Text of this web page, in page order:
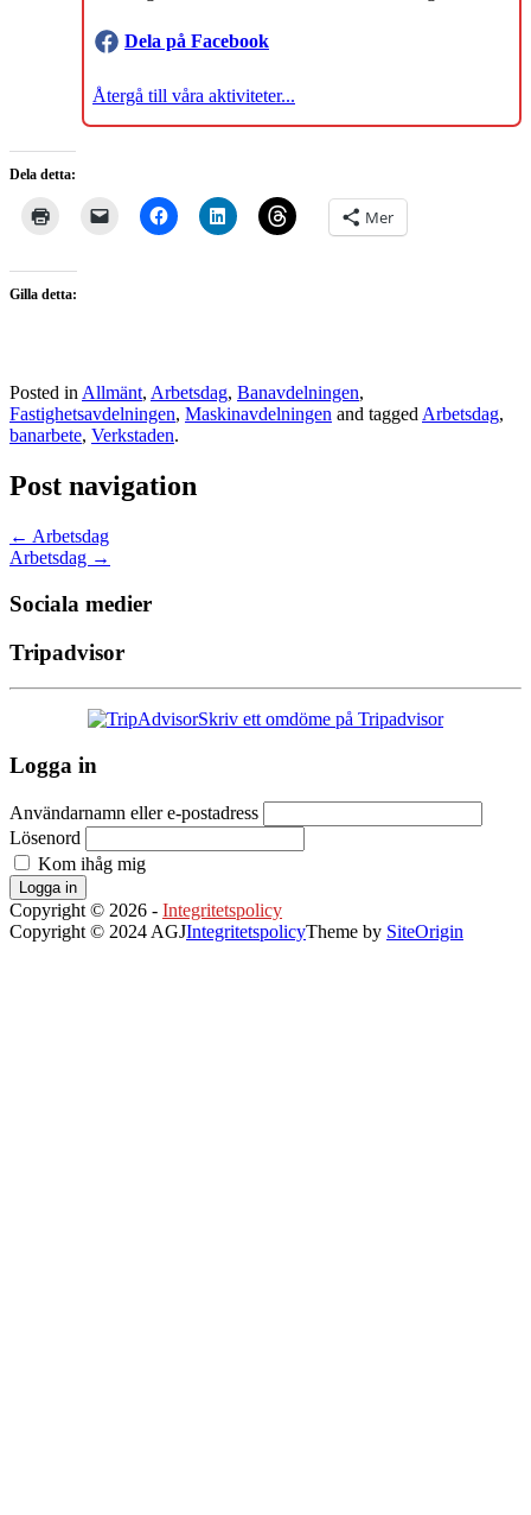
Dela på Facebook
Återgå till våra aktiviteter...
Dela detta:
Mer
Gilla detta:
Posted in Allmänt, Arbetsdag, Banavdelningen,
Fastighetsavdelningen, Maskinavdelningen and tagged Arbetsdag,
banarbete, Verkstaden.
Post navigation
← Arbetsdag
Arbetsdag →
Sociala medier
Tripadvisor
Skriv ett omdöme på Tripadvisor
Logga in
Användarnamn eller e-postadress
Lösenord
Kom ihåg mig
Logga in
Copyright © 2026 - Integritetspolicy
Copyright © 2024 AGJIntegritetspolicyTheme by SiteOrigin